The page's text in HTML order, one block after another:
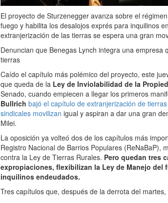
El proyecto de Sturzenegger avanza sobre el
fuego y habilita los desalojos exprés para inquilinos
extranjerización de las tierras se espera una gran
Denuncian que Benegas Lynch integra una
tierras
Caído el capítulo más polémico del proyecto, este
que queda de la Ley de Inviolabilidad de la
Senado, cuando empiecen a llegar los primeros
Bullrich bajó el capítulo de extranjerización de tierras
sindicales movilizan igual y aspiran a dar una gran
Milei.
La oposición ya volteó dos de los capítulos más
Registro Nacional de Barrios Populares (ReNaBaP),
contra la Ley de Tierras Rurales. Pero quedan tres
expropiaciones, flexibilizan la Ley de Manejo
inquilinos endeudados.
Tres capítulos que, después de la derrota del